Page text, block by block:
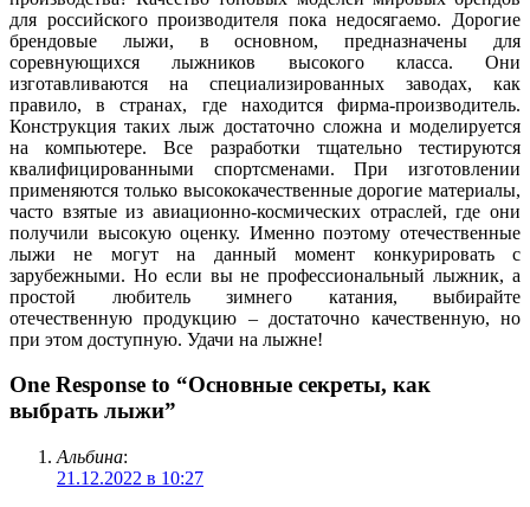
для российского производителя пока недосягаемо. Дорогие
брендовые лыжи, в основном, предназначены для
соревнующихся лыжников высокого класса. Они
изготавливаются на специализированных заводах, как
правило, в странах, где находится фирма-производитель.
Конструкция таких лыж достаточно сложна и моделируется
на компьютере. Все разработки тщательно тестируются
квалифицированными спортсменами. При изготовлении
применяются только высококачественные дорогие материалы,
часто взятые из авиационно-космических отраслей, где они
получили высокую оценку. Именно поэтому отечественные
лыжи не могут на данный момент конкурировать с
зарубежными. Но если вы не профессиональный лыжник, а
простой любитель зимнего катания, выбирайте
отечественную продукцию – достаточно качественную, но
при этом доступную. Удачи на лыжне!
One Response to “Основные секреты, как
выбрать лыжи”
Альбина:
21.12.2022 в 10:27